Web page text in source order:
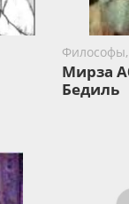
Мирза
Бедиль